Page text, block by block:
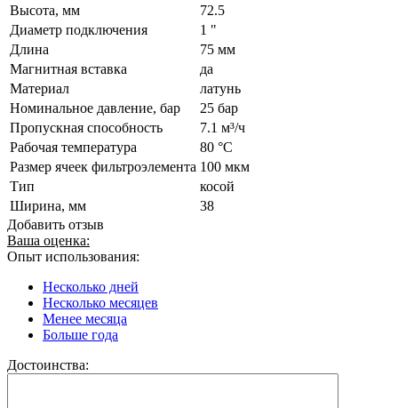
Высота, мм
72.5
Диаметр подключения
1 "
Длина
75 мм
Магнитная вставка
да
Материал
латунь
Номинальное давление, бар
25 бар
Пропускная способность
7.1 м³/ч
Рабочая температура
80 °C
Размер ячеек фильтроэлемента 100 мкм
Тип
косой
Ширина, мм
38
Добавить отзыв
Ваша оценка:
Опыт использования:
Несколько дней
Несколько месяцев
Менее месяца
Больше года
Достоинства: